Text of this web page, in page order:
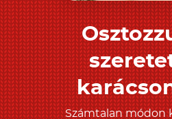
Tudjon meg
Számtalan módon